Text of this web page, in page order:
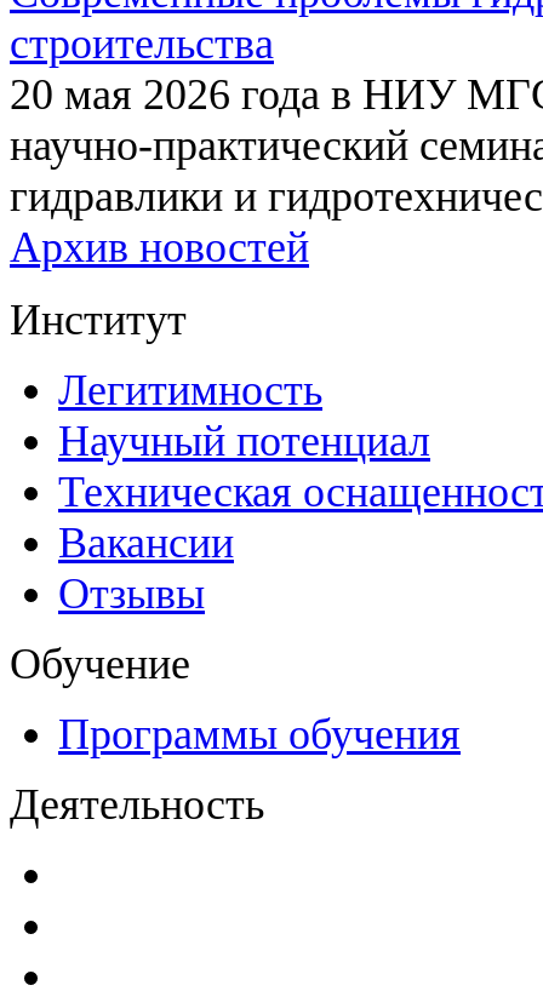
строительства
20 мая 2026 года в НИУ
научно-практический
гидравлики и
Архив новостей
Институт
Легитимность
Научный потенциал
Техническая
Вакансии
Отзывы
Обучение
Программы обучения
Деятельность